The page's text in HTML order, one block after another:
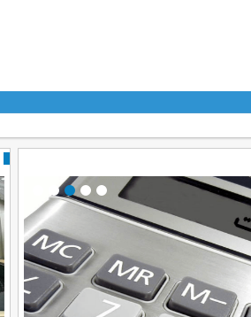
سازمان امور مالیاتی مکلف به استرداد اضافه دریافتی بابت